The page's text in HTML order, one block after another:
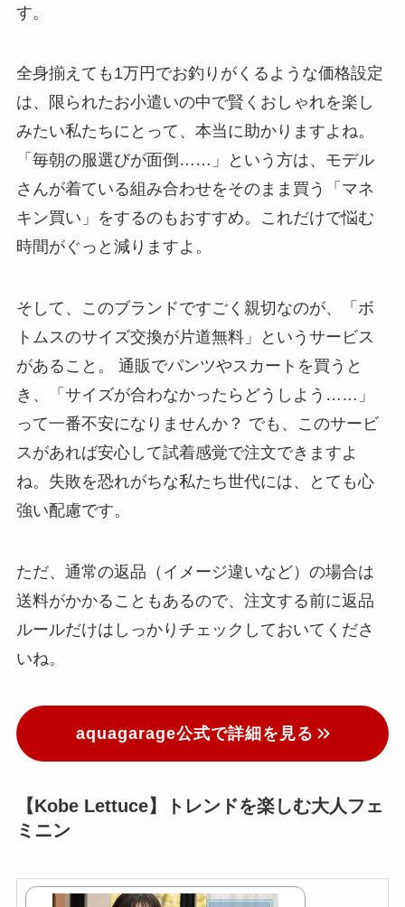
す。
全身揃えても1万円でお釣りがくるような価格設定
は、限られたお小遣いの中で賢くおしゃれを楽し
みたい私たちにとって、本当に助かりますよね。
「毎朝の服選びが面倒……」という方は、モデル
さんが着ている組み合わせをそのまま買う「マネ
キン買い」をするのもおすすめ。これだけで悩む
時間がぐっと減りますよ。
そして、このブランドですごく親切なのが、「ボ
トムスのサイズ交換が片道無料」というサービス
があること。 通販でパンツやスカートを買うと
き、「サイズが合わなかったらどうしよう……」
って一番不安になりませんか？ でも、このサービ
スがあれば安心して試着感覚で注文できますよ
ね。失敗を恐れがちな私たち世代には、とても心
強い配慮です。
ただ、通常の返品（イメージ違いなど）の場合は
送料がかかることもあるので、注文する前に返品
ルールだけはしっかりチェックしておいてくださ
いね。
aquagarage公式で詳細を見る
【Kobe Lettuce】トレンドを楽しむ大人フェ
ミニン